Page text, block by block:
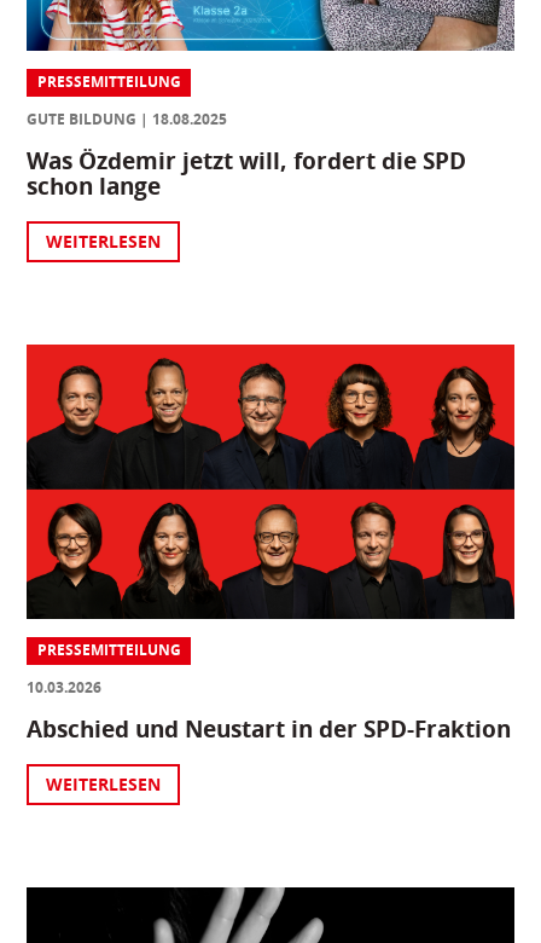
PRESSEMITTEILUNG
GUTE BILDUNG
18.08.2025
Was Özdemir jetzt will, fordert die SPD
schon lange
WEITERLESEN
PRESSEMITTEILUNG
10.03.2026
Abschied und Neustart in der SPD-Fraktion
WEITERLESEN